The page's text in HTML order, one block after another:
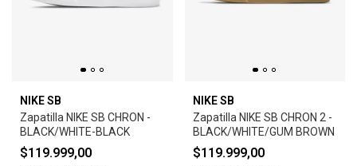
NIKE SB
Zapatilla NIKE SB CHRON -
BLACK/WHITE-BLACK
$119.999,00
NIKE SB
Zapatilla NIKE SB CHRON 2 -
BLACK/WHITE/GUM BROWN
$119.999,00